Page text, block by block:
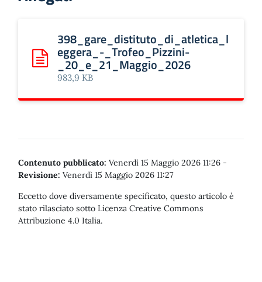
Scarica: 398_gare_distituto_di_atletica_leggera_-
398_gare_distituto_di_atletica_l
eggera_-_Trofeo_Pizzini-
_20_e_21_Maggio_2026
983,9 KB
Contenuto pubblicato: Venerdì 15 Maggio 2026 11:26 -
Revisione: Venerdì 15 Maggio 2026 11:27
Eccetto dove diversamente specificato, questo articolo è
stato rilasciato sotto Licenza Creative Commons
Attribuzione 4.0 Italia.